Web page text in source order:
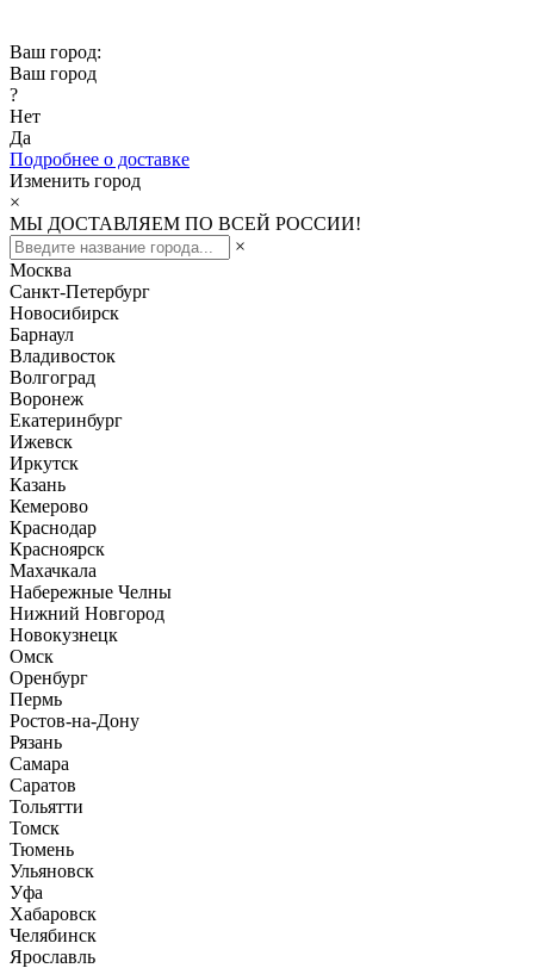
Ваш город:
Ваш город
?
Нет
Да
Подробнее о доставке
Изменить город
×
МЫ ДОСТАВЛЯЕМ ПО ВСЕЙ РОССИИ!
×
Москва
Санкт-Петербург
Новосибирск
Барнаул
Владивосток
Волгоград
Воронеж
Екатеринбург
Ижевск
Иркутск
Казань
Кемерово
Краснодар
Красноярск
Махачкала
Набережные Челны
Нижний Новгород
Новокузнецк
Омск
Оренбург
Пермь
Ростов-на-Дону
Рязань
Самара
Саратов
Тольятти
Томск
Тюмень
Ульяновск
Уфа
Хабаровск
Челябинск
Ярославль